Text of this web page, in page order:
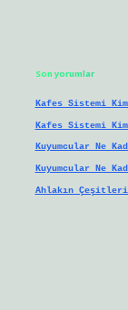
Son yorumlar
Kafes Sistemi
Kafes Sistemi
Kuyumcular Ne
Kuyumcular Ne
Ahlakın